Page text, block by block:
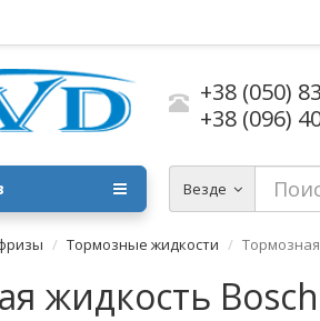
+38 (050)
+38 (096)
Везде
Тормозные жидкости Тормозная
жидкость